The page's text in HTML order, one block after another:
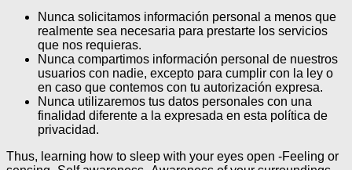
Nunca solicitamos información personal a menos que
realmente sea necesaria para prestarte los servicios
que nos requieras.
Nunca compartimos información personal de nuestros
usuarios con nadie, excepto para cumplir con la ley o
en caso que contemos con tu autorización expresa.
Nunca utilizaremos tus datos personales con una
finalidad diferente a la expresada en esta política de
privacidad.
Thus, learning how to sleep with your eyes open -Feeling or